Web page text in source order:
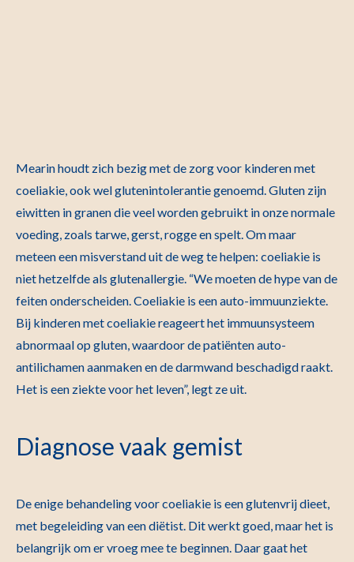
Mearin houdt zich bezig met de zorg voor kinderen met
coeliakie, ook wel glutenintolerantie genoemd. Gluten zijn
eiwitten in granen die veel worden gebruikt in onze normale
voeding, zoals tarwe, gerst, rogge en spelt. Om maar
meteen een misverstand uit de weg te helpen: coeliakie is
niet hetzelfde als glutenallergie. “We moeten de hype van de
feiten onderscheiden. Coeliakie is een auto-immuunziekte.
Bij kinderen met coeliakie reageert het immuunsysteem
abnormaal op gluten, waardoor de patiënten auto-
antilichamen aanmaken en de darmwand beschadigd raakt.
Het is een ziekte voor het leven”, legt ze uit.
Diagnose vaak gemist
De enige behandeling voor coeliakie is een glutenvrij dieet,
met begeleiding van een diëtist. Dit werkt goed, maar het is
belangrijk om er vroeg mee te beginnen. Daar gaat het